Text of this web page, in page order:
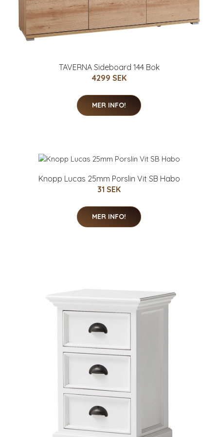
TAVERNA Sideboard 144 Bok
4299 SEK
MER INFO!
Knopp Lucas 25mm Porslin Vit SB Habo
31 SEK
MER INFO!